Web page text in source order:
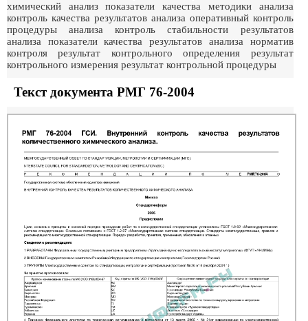
химический анализ показатели качества методики анализа
контроль качества результатов анализа оперативный контроль
процедуры анализа контроль стабильности результатов
анализа показатели качества результатов анализа норматив
контроля результат контрольного определения результат
контрольного измерения результат контрольной процедуры
Текст документа РМГ 76-2004